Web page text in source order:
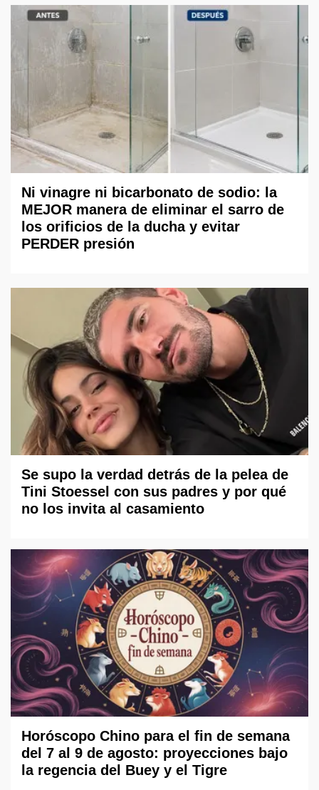
Ni vinagre ni bicarbonato de sodio: la
MEJOR manera de eliminar el sarro de
los orificios de la ducha y evitar
PERDER presión
Se supo la verdad detrás de la pelea de
Tini Stoessel con sus padres y por qué
no los invita al casamiento
Horóscopo Chino para el fin de semana
del 7 al 9 de agosto: proyecciones bajo
la regencia del Buey y el Tigre